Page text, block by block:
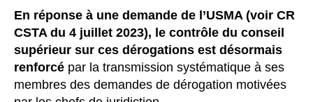
En réponse à une demande de l’USMA (voir CR
CSTA du 4 juillet 2023), le contrôle du conseil
supérieur sur ces dérogations est désormais
renforcé par la transmission systématique à ses
membres des demandes de dérogation motivées